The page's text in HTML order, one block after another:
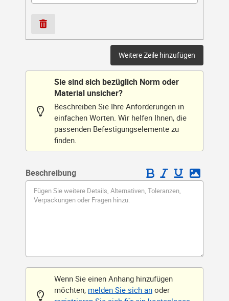
Weitere Zeile hinzufügen
Sie sind sich bezüglich Norm oder
Material unsicher?
Beschreiben Sie Ihre Anforderungen in
einfachen Worten. Wir helfen Ihnen, die
passenden Befestigungselemente zu
finden.
Beschreibung
Wenn Sie einen Anhang hinzufügen
möchten, melden Sie sich an oder